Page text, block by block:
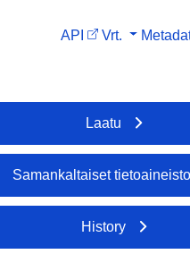
API Vrt.
Laatu
Samankaltaiset
History